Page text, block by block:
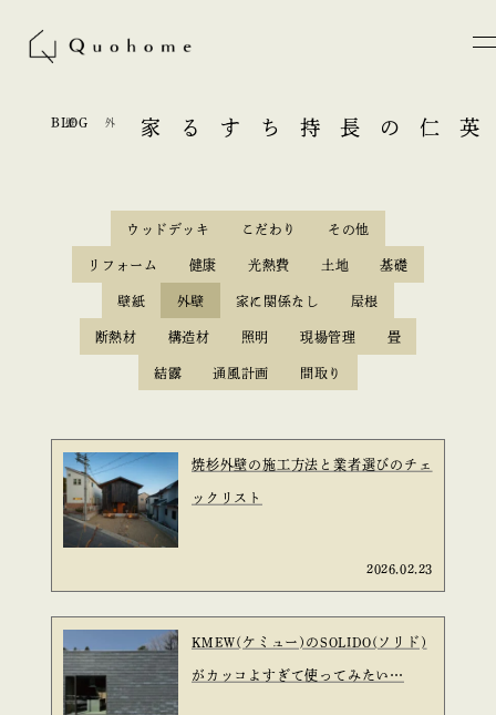
BLOG 英仁の
長持ちする家
外壁
ウッドデッキ こだわり その他
リフォーム 健康 光熱費 土地 基礎
壁紙 外壁 家に関係なし 屋根
断熱材 構造材 照明 現場管理 畳
結露 通風計画 間取り
焼杉外壁の施工方法と業者選びのチェ
ックリスト
2026.02.23
KMEW(ケミュー)のSOLIDO(ソリド)
がカッコよすぎて使ってみたい…